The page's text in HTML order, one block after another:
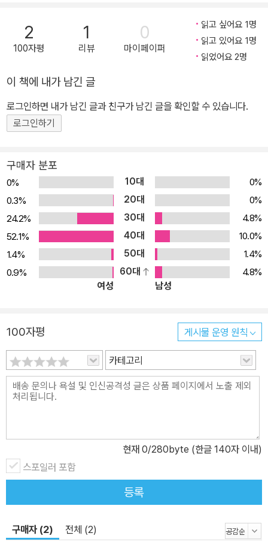
2
100자평
1
리뷰
0
마이페이퍼
읽고 싶어요 1명
읽고 있어요 1명
읽었어요 2명
이 책에 내가 남긴 글
로그인하면 내가 남긴 글과 친구가 남긴 글을 확인할 수 있습니다.
로그인하기
구매자 분포
0% 10대
0%
0.3%
20대
0%
24.2%
30대
4.8%
52.1%
40대
10.0%
1.4%
50대
1.4%
0.9%
60대
4.8%
여성
남성
100자평 게시물 운영 원칙
카테고리
현재 0/280byte (한글 140자 이내)
스포일러 포함
등록
구매자 (2) 전체 (2)